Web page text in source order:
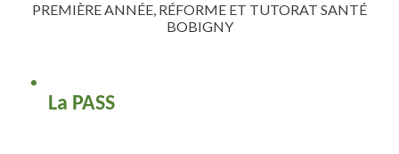
PREMIÈRE ANNÉE, RÉFORME ET TUTORAT SANTÉ
BOBIGNY
La PASS